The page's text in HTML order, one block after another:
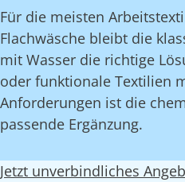
Für die meisten
Flachwäsche bleibt die
mit Wasser die richtige
oder funktionale Textilien
Anforderungen ist die
passende Ergänzung.
Jetzt unverbindliches